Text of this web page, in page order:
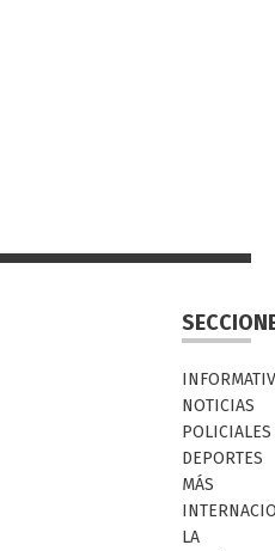
NOTICIAS
POLICIALES
DEPORTES
MÁS
LA